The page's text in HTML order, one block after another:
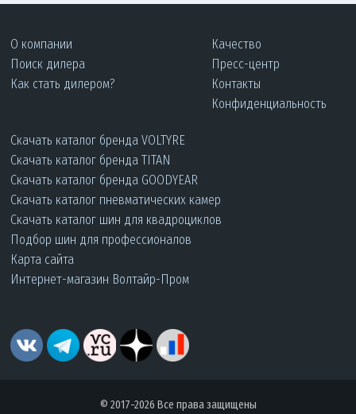
О компании
Поиск дилера
Как стать дилером?
Качество
Пресс-центр
Контакты
Конфиденциальность
Скачать каталог бренда VOLTYRE
Скачать каталог бренда TITAN
Скачать каталог бренда GOODYEAR
Скачать каталог пневматических камер
Скачать каталог шин для квадроциклов
Подбор шин для профессионалов
Карта сайта
Интернет-магазин Волтайр-Пром
© 2017-2026 Все права защищены